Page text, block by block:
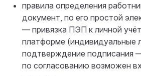
правила определения
документ, по его простой
— привязка ПЭП к личной
платформе (индивидуальные
подтверждение подписания
по согласованию возможен